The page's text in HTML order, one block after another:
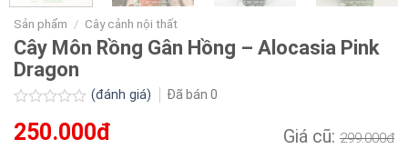
Sản phẩm / Cây cảnh nội thất
Cây Môn Rồng Gân Hồng – Alocasia Pink
Dragon
xếp
(đánh giá) Đã bán 0
250.000đ Giá cũ: 299.000đ